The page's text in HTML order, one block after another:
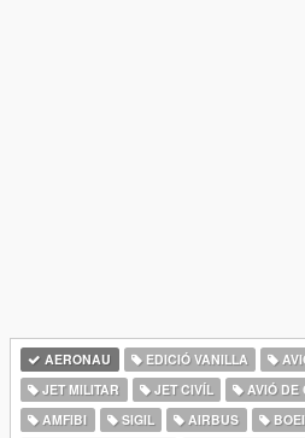
AERONAU EDICIÓ VANILLA
JET MILITAR
JET CIVÍL AVIÓ DE
AMFIBI
SIGIL AIRBUS